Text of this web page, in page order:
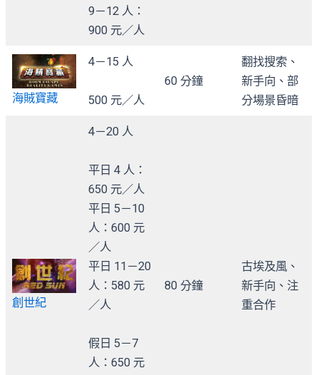
9－12 人：
900 元／人
海賊寶藏
4－15 人
500 元／人
60 分鐘
翻找搜索、
新手向、部
分場景昏暗
創世紀
4－20 人
平日 4 人：
650 元／人
平日 5－10
人：600 元
／人
平日 11－20
人：580 元
／人
假日 5－7
人：650 元
80 分鐘
古埃及風、
新手向、注
重合作